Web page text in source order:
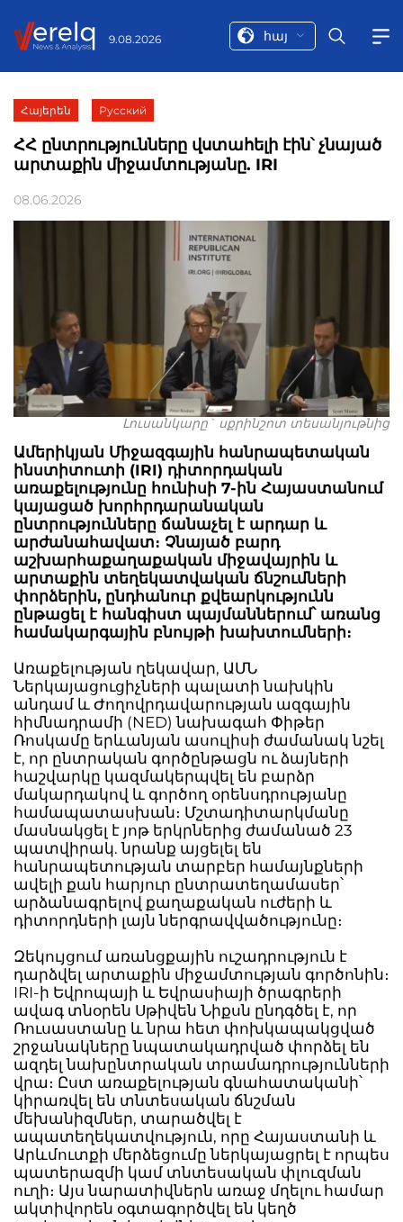
9.08.2026 հայ
Հայերեն Русский
ՀՀ ընտրությունները վստահելի էին՝ չնայած
արտաքին միջամտությանը. IRI
08.06.2026
Լուսանկարը` սքրինշոտ տեսանյութնից
Ամերիկյան Միջազգային հանրապետական
ինստիտուտի (IRI) դիտորդական
առաքելությունը հունիսի 7-ին Հայաստանում
կայացած խորհրդարանական
ընտրությունները ճանաչել է արդար և
արժանահավատ։ Չնայած բարդ
աշխարհաքաղաքական միջավայրին և
արտաքին տեղեկատվական ճնշումների
փորձերին, ընդհանուր քվեարկությունն
ընթացել է հանգիստ պայմաններում՝ առանց
համակարգային բնույթի խախտումների։
Առաքելության ղեկավար, ԱՄՆ
Ներկայացուցիչների պալատի նախկին
անդամ և Ժողովրդավարության ազգային
հիմնադրամի (NED) նախագահ Փիթեր
Ռոսկամը երևանյան ասուլիսի ժամանակ նշել
է, որ ընտրական գործընթացն ու ձայների
հաշվարկը կազմակերպվել են բարձր
մակարդակով և գործող օրենսդրությանը
համապատասխան։ Մշտադիտարկմանը
մասնակցել է յոթ երկրներից ժամանած 23
պատվիրակ. նրանք այցելել են
հանրապետության տարբեր համայնքների
ավելի քան հարյուր ընտրատեղամասեր՝
արձանագրելով քաղաքական ուժերի և
դիտորդների լայն ներգրավվածությունը։
Զեկույցում առանցքային ուշադրություն է
դարձվել արտաքին միջամտության գործոնին։
IRI-ի Եվրոպայի և Եվրասիայի ծրագրերի
ավագ տնօրեն Սթիվեն Նիքսն ընդգծել է, որ
Ռուսաստանը և նրա հետ փոխկապակցված
շրջանակները նպատակադրված փորձել են
ազդել նախընտրական տրամադրությունների
վրա։ Ըստ առաքելության գնահատականի՝
կիրառվել են տնտեսական ճնշման
մեխանիզմներ, տարածվել է
ապատեղեկատվություն, որը Հայաստանի և
Արևմուտքի մերձեցումը ներկայացրել է որպես
պատերազմի կամ տնտեսական փլուզման
ուղի։ Այս նարատիվներն առաջ մղելու համար
ակտիվորեն օգտագործվել են կեղծ